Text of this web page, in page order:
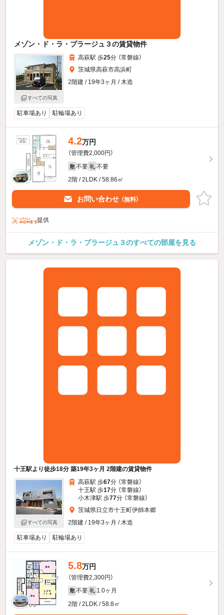
メゾン・ド・ラ・プラージュ３の賃貸物件
すべての写真
高萩駅 歩25分 （常磐線）
茨城県高萩市高浜町
2階建 / 19年3ヶ月 / 木造
駐車場あり 駐輪場あり
4.2万円
（管理費2,000円）
敷 不要 礼 不要
2階 / 2LDK / 58.86㎡
お問い合わせ （無料）
提供
メゾン・ド・ラ・プラージュ３のすべての部屋を見る
十王駅より徒歩18分 築19年3ヶ月 2階建の賃貸物件
すべての写真
高萩駅 歩67分 （常磐線）
十王駅 歩17分 （常磐線）
小木津駅 歩77分 （常磐線）
茨城県日立市十王町伊師本郷
2階建 / 19年3ヶ月 / 木造
駐車場あり 駐輪場あり
5.8万円
（管理費2,300円）
敷 不要 礼 1.0ヶ月
2階 / 2LDK / 58.8㎡